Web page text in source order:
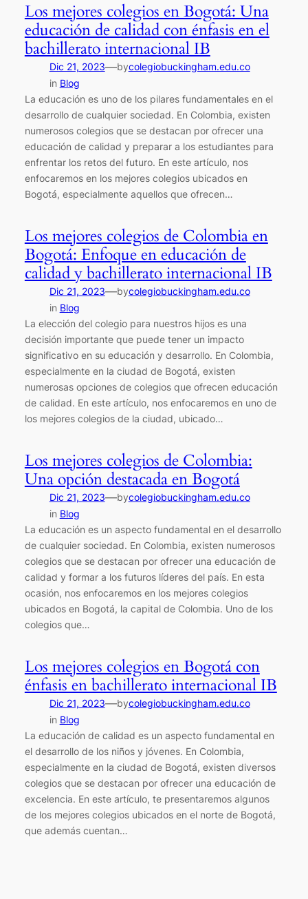
Los mejores colegios en Bogotá: Una
educación de calidad con énfasis en el
bachillerato internacional IB
Dic 21, 2023—bycolegiobuckingham.edu.co
in Blog
La educación es uno de los pilares fundamentales en el
desarrollo de cualquier sociedad. En Colombia, existen
numerosos colegios que se destacan por ofrecer una
educación de calidad y preparar a los estudiantes para
enfrentar los retos del futuro. En este artículo, nos
enfocaremos en los mejores colegios ubicados en
Bogotá, especialmente aquellos que ofrecen…
Los mejores colegios de Colombia en
Bogotá: Enfoque en educación de
calidad y bachillerato internacional IB
Dic 21, 2023—bycolegiobuckingham.edu.co
in Blog
La elección del colegio para nuestros hijos es una
decisión importante que puede tener un impacto
significativo en su educación y desarrollo. En Colombia,
especialmente en la ciudad de Bogotá, existen
numerosas opciones de colegios que ofrecen educación
de calidad. En este artículo, nos enfocaremos en uno de
los mejores colegios de la ciudad, ubicado…
Los mejores colegios de Colombia:
Una opción destacada en Bogotá
Dic 21, 2023—bycolegiobuckingham.edu.co
in Blog
La educación es un aspecto fundamental en el desarrollo
de cualquier sociedad. En Colombia, existen numerosos
colegios que se destacan por ofrecer una educación de
calidad y formar a los futuros líderes del país. En esta
ocasión, nos enfocaremos en los mejores colegios
ubicados en Bogotá, la capital de Colombia. Uno de los
colegios que…
Los mejores colegios en Bogotá con
énfasis en bachillerato internacional IB
Dic 21, 2023—bycolegiobuckingham.edu.co
in Blog
La educación de calidad es un aspecto fundamental en
el desarrollo de los niños y jóvenes. En Colombia,
especialmente en la ciudad de Bogotá, existen diversos
colegios que se destacan por ofrecer una educación de
excelencia. En este artículo, te presentaremos algunos
de los mejores colegios ubicados en el norte de Bogotá,
que además cuentan…